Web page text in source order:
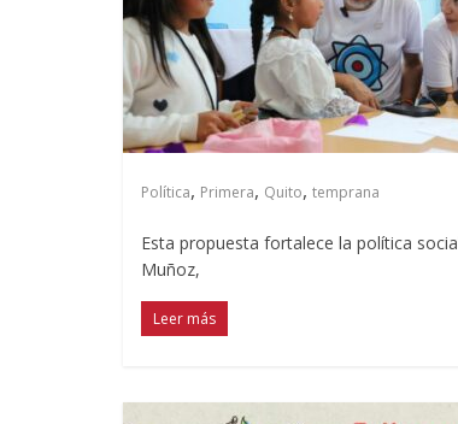
Política, Primera, Quito, temprana
Esta propuesta fortalece la política
Muñoz,
Leer más